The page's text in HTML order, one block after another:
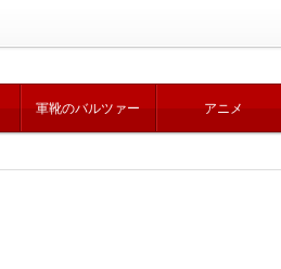
軍靴のバルツァー アニメ